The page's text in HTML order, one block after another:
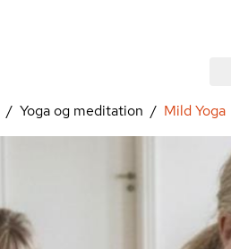
Yoga og meditation Mild Yoga